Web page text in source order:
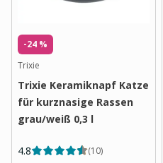
-24 %
Trixie
Trixie Keramiknapf Katze
für kurznasige Rassen
grau/weiß 0,3 l
4.8 (10)